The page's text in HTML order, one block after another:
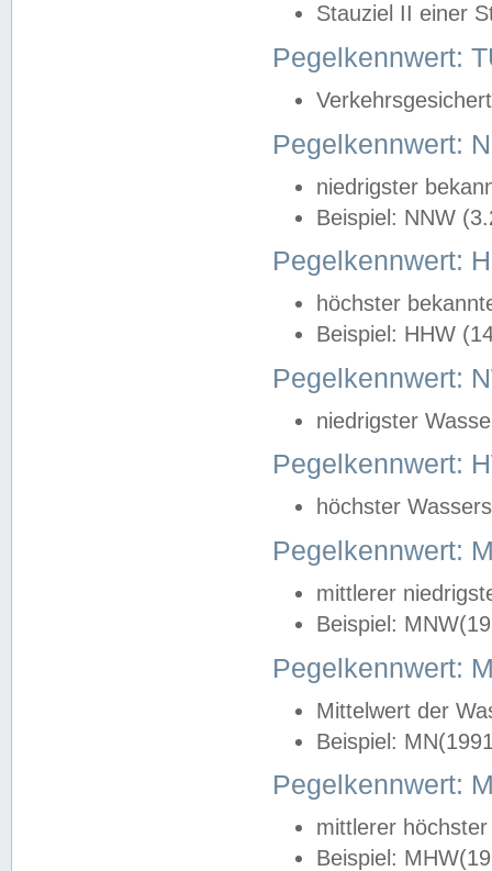
Stauziel II einer
Pegelkennwert:
Pegelkennwert:
niedrigster
Beispiel: NNW
Pegelkennwert:
höchster
Beispiel: HHW
Pegelkennwert:
niedrigster
Pegelkennwert:
höchster
Pegelkennwert:
mittlerer
Beispiel:
Pegelkennwert:
Mittelwert der
Beispiel:
Pegelkennwert:
mittlerer
Beispiel: